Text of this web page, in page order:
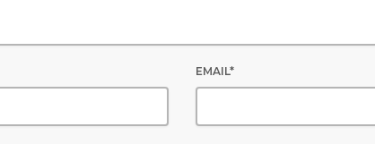
EMAIL*